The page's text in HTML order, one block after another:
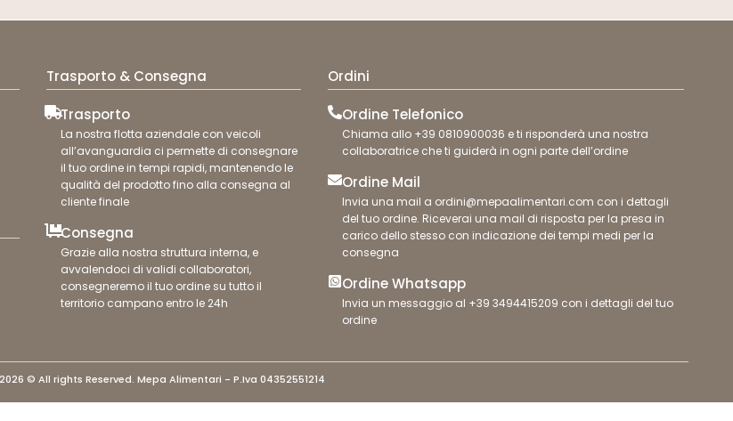
Trasporto & Consegna
Trasporto
La nostra flotta aziendale con veicoli
all’avanguardia ci permette di consegnare
il tuo ordine in tempi rapidi, mantenendo le
qualità del prodotto fino alla consegna al
cliente finale
Consegna
Grazie alla nostra struttura interna, e
avvalendoci di validi collaboratori,
consegneremo il tuo ordine su tutto il
territorio campano entro le 24h
Ordini
Ordine Telefonico
Chiama allo +39 0810900036 e ti risponderà una nostra
collaboratrice che ti guiderà in ogni parte dell’ordine
Ordine Mail
Invia una mail a ordini@mepaalimentari.com con i dettagli
del tuo ordine. Riceverai una mail di risposta per la presa in
carico dello stesso con indicazione dei tempi medi per la
consegna
Ordine Whatsapp
Invia un messaggio al +39 3494415209 con i dettagli del tuo
ordine
© All rights Reserved. Mepa Alimentari - P.Iva 04352551214